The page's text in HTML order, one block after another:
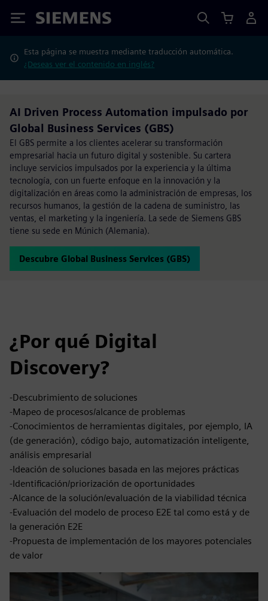
Siemens
Esta página se muestra mediante traducción automática.
¿Deseas ver el contenido en inglés?
AI Driven Process Automation impulsado por
Global Business Services (GBS)
El GBS permite a los clientes acelerar su transformación
empresarial hacia un futuro digital y sostenible. Su cartera
incluye servicios impulsados por la experiencia y la última
tecnología, con un fuerte enfoque en la innovación y la
digitalización en áreas como la administración de empresas, los
recursos humanos, la gestión de la cadena de suministro, las
ventas, el marketing y la ingeniería. La sede de Siemens GBS
tiene su sede en Múnich (Alemania).
Descubre Global Business Services (GBS)
¿Por qué Digital
Discovery?
-Descubrimiento de soluciones
-Mapeo de procesos/alcance de problemas
-Conocimientos de herramientas digitales, por ejemplo, IA
(de generación), código bajo, automatización inteligente,
análisis empresarial
-Ideación de soluciones basada en las mejores prácticas
-Identificación/priorización de oportunidades
-Alcance de la solución/evaluación de la viabilidad técnica
-Evaluación del modelo de proceso E2E tal como está y de
la generación E2E
-Propuesta de implementación de los mayores potenciales
de valor